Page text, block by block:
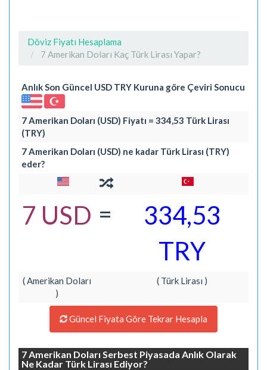
Döviz Fiyatı Hesaplama
7 Amerikan Doları Kaç Türk Lirası Yapar?
Anlık Son Güncel USD TRY Kuruna göre Çeviri Sonucu
7 Amerikan Doları (USD) Fiyatı = 334,53 Türk Lirası
(TRY)
7 Amerikan Doları (USD) ne kadar Türk Lirası (TRY)
eder?
7 USD =
334,53
TRY
( Amerikan Doları
)
( Türk Lirası )
Güncel Fiyata Göre Tekrar Hesapla
7 Amerikan Doları Serbest Piyasada Anlık Olarak
Ne Kadar Türk Lirası Ediyor?